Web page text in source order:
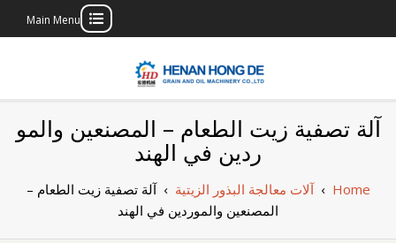
Main Menu
بناء مصنع إنتاج
الزيوت النباتية
الخاص بك
آلة تصفية زيت الطعام – المصنعين والمو
ردين في الهند
Home
›آلات معالجة البذور الزيتية ›آلة تصفية زيت الطعام –
المصنعين والموردين في الهند